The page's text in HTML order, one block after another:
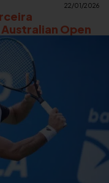
22/01/2026
Open